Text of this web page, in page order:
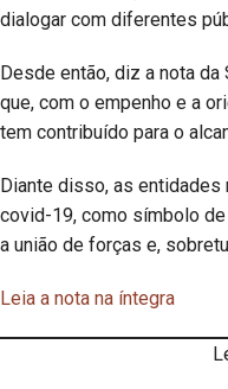
dialogar com diferentes
Desde então, diz a nota
que, com o empenho e a
tem contribuído para o
Diante disso, as entidades
covid-19, como símbolo
a união de forças e,
Leia a nota na íntegra